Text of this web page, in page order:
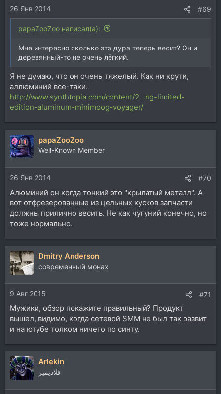
26 Янв 2014 #69
papaZooZoo написал(а):
Мне интересно сколько эта дура теперь весит? Он и
деревянный-то не очень лёгкий.
Я не думаю, что он очень тяжелый. Как ни крути,
аллюминий все-таки.
http://www.synthtopia.com/content/2...ng-limited-
edition-aluminum-minimoog-voyager/
papaZooZoo
Well-Known Member
26 Янв 2014 #70
Алюминий он когда тонкий это "крылатый металл". А
вот отфрезерованные из цельных кусков запчасти
должны прилично весить. Не как чугуний конечно, но
тоже нормально.
Dmitry Anderson
современный монах
9 Авг 2015 #71
Мужики, обзор покажите правильный? Продукт
вышел, видимо, когда сетевой SMM не был так развит
и на ютубе толком ничего по синту.
Arlekin
فلاديمير